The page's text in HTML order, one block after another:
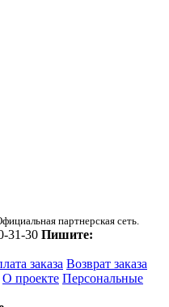
партнерская сеть.
31-30 Пишите:
заказа Возврат заказа
О проекте Персональные